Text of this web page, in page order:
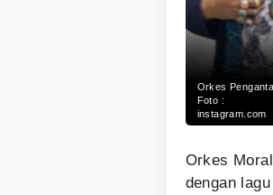
Orkes
Foto :
instagram.com
Orkes
dengan